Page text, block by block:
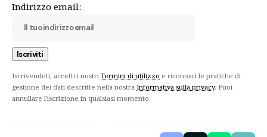
Indirizzo email:
Iscrivendoti, accetti i nostri Termini di utilizzo e riconosci le pratiche di
gestione dei dati descritte nella nostra Informativa sulla privacy. Puoi
annullare l'iscrizione in qualsiasi momento.